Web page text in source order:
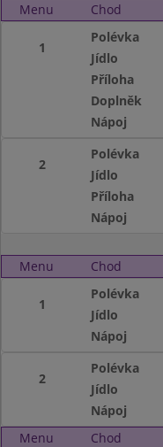
Menu
Chod
1
Polévka
Jídlo
Příloha
Doplněk
Nápoj
2
Polévka
Jídlo
Příloha
Nápoj
Menu Chod
1
Polévka
Jídlo
Nápoj
2
Polévka
Jídlo
Nápoj
Menu
Chod